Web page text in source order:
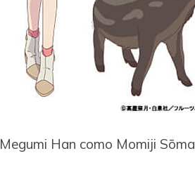
Megumi Han como Momiji Sōma